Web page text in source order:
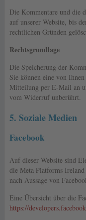
Die Kommentare und die
auf unserer Website, bis
rechtlichen Gründen
Rechtsgrundlage
Die Speicherung der
Sie können eine von
Mitteilung per E-Mail an
vom Widerruf unberührt.
5. Soziale Medien
Facebook
Auf dieser Website sind
die Meta Platforms
nach Aussage von
Eine Übersicht über die
https://